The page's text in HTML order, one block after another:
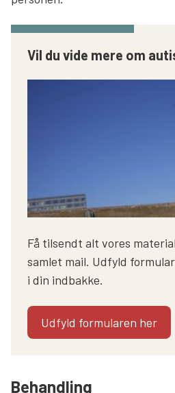
Vil du vide mere om
Få tilsendt alt vores
samlet mail. Udfyld
i din indbakke.
Udfyld formularen her
Behandling